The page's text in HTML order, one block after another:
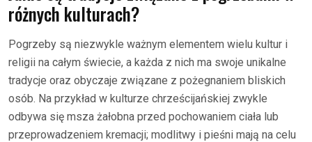
różnych kulturach?
Pogrzeby są niezwykle ważnym elementem wielu kultur i
religii na całym świecie, a każda z nich ma swoje unikalne
tradycje oraz obyczaje związane z pożegnaniem bliskich
osób. Na przykład w kulturze chrześcijańskiej zwykle
odbywa się msza żałobna przed pochowaniem ciała lub
przeprowadzeniem kremacji; modlitwy i pieśni mają na celu